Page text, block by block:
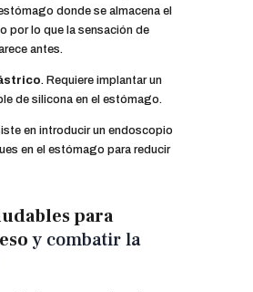
donde se almacena el
por lo que la sensación de
antes.
. Requiere implantar un
de silicona en el estómago.
en introducir un endoscopio
en el estómago para reducir
para
y combatir la